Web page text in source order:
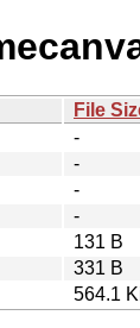
File
-
-
-
-
131 B
331 B
564.1